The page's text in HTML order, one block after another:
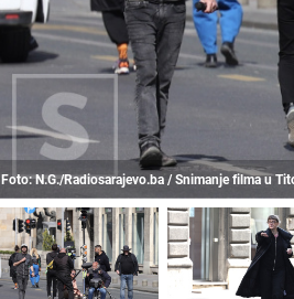
Foto: N.G./Radiosarajevo.ba / Snimanje filma u